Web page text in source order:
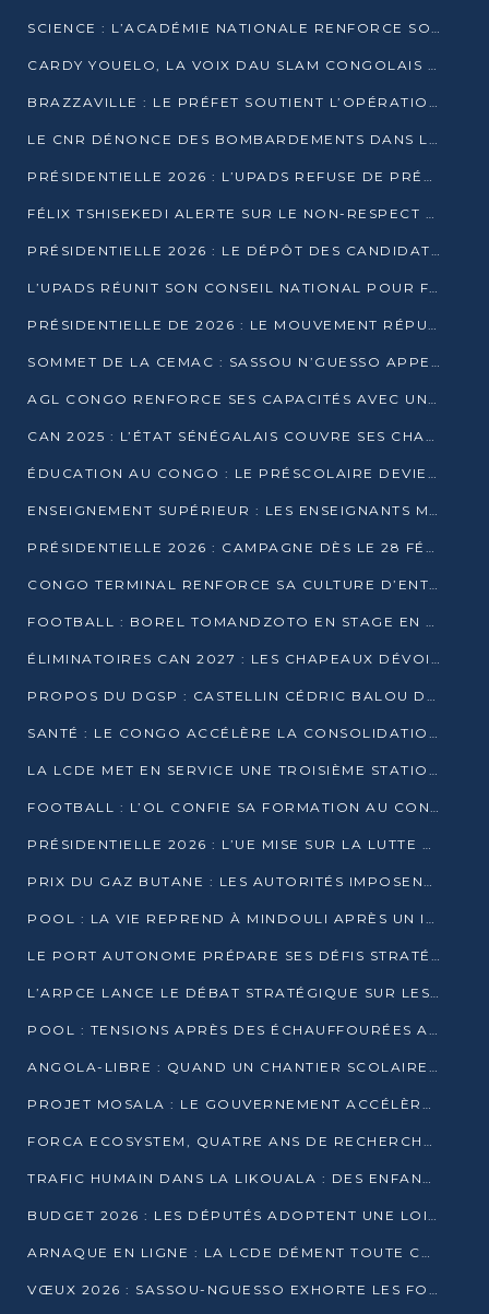
SCIENCE : L’ACADÉMIE NATIONALE RENFORCE SON ÉQUIPE ET TRACE SA FEUILLE DE ROUTE 2026
CARDY YOUELO, LA VOIX DAU SLAM CONGOLAIS QUI INTERPELLE LE MONDE
BRAZZAVILLE : LE PRÉFET SOUTIENT L’OPÉRATION « ZÉRO KULUNA » ET APPELLE À LA VIGILANCE CITOYENNE
LE CNR DÉNONCE DES BOMBARDEMENTS DANS LE POOL ET ACCUSE LE GOUVERNEMENT
PRÉSIDENTIELLE 2026 : L’UPADS REFUSE DE PRÉSENTER UN CANDIDAT ET DÉNONCE UN PROCESSUS NON CRÉDIBLE
FÉLIX TSHISEKEDI ALERTE SUR LE NON-RESPECT DES ENGAGEMENTS DE PAIX APRÈS SA RENCONTRE AVEC D. SASSOU-NGUESSO
PRÉSIDENTIELLE 2026 : LE DÉPÔT DES CANDIDATURES OUVERT DU 29 JANVIER AU 12 FÉVRIER
L’UPADS RÉUNIT SON CONSEIL NATIONAL POUR FIXER SA LIGNE POLITIQUE À DEUX MOIS DE LA PRÉSIDENTIELLE
PRÉSIDENTIELLE DE 2026 : LE MOUVEMENT RÉPUBLICAIN DÉNONCE UNE CONVOCATION ÉLECTORALE « OPAQUE ET PRÉCIPITÉE »
SOMMET DE LA CEMAC : SASSOU N’GUESSO APPELLE À LA VIGILANCE FACE AUX RISQUES ÉCONOMIQUES
AGL CONGO RENFORCE SES CAPACITÉS AVEC UNE GRUE DE 250 TONNES
CAN 2025 : L’ÉTAT SÉNÉGALAIS COUVRE SES CHAMPIONS D’AFRIQUE DE RÉCOMPENSES EXCEPTIONNELLES
ÉDUCATION AU CONGO : LE PRÉSCOLAIRE DEVIENT OBLIGATOIRE, LE BTS CONSACRÉ DIPLÔME D’ÉTAT
ENSEIGNEMENT SUPÉRIEUR : LES ENSEIGNANTS MAINTIENNENT LA GRÈVE ET EXIGENT UN ACCORD ÉCRIT AVEC L’ÉTAT
PRÉSIDENTIELLE 2026 : CAMPAGNE DÈS LE 28 FÉVRIER, SCRUTIN LES 12 ET 15 MARS
CONGO TERMINAL RENFORCE SA CULTURE D’ENTREPRISE AVEC LE PROGRAMME « WIN TOGETHER »
FOOTBALL : BOREL TOMANDZOTO EN STAGE EN ESPAGNE AVEC POLISSYA FC
ÉLIMINATOIRES CAN 2027 : LES CHAPEAUX DÉVOILÉS, LE CONGO FIXÉ SUR SON SORT
PROPOS DU DGSP : CASTELLIN CÉDRIC BALOU DÉNONCE DES PROPOS INTIMIDANTS
SANTÉ : LE CONGO ACCÉLÈRE LA CONSOLIDATION DE L’OFFRE DE SOINS
LA LCDE MET EN SERVICE UNE TROISIÈME STATION D’EAU POTABLE À MFILOU
FOOTBALL : L’OL CONFIE SA FORMATION AU CONGOLAIS CHRISTIAN BASSILA
PRÉSIDENTIELLE 2026 : L’UE MISE SUR LA LUTTE CONTRE LA DÉSINFORMATION
PRIX DU GAZ BUTANE : LES AUTORITÉS IMPOSENT LE RESPECT DES PRIX RÉGLEMENTÉS
POOL : LA VIE REPREND À MINDOULI APRÈS UN INCIDENT ARMÉ SUR LA RN1
LE PORT AUTONOME PRÉPARE SES DÉFIS STRATÉGIQUES DE 2026
L’ARPCE LANCE LE DÉBAT STRATÉGIQUE SUR LES DONNÉES, L’IA ET LA FINANCE NUMÉRIQUE AU CONGO
POOL : TENSIONS APRÈS DES ÉCHAUFFOURÉES ARMÉES ENTRE DGSP ET EX-MILICIENS NINJA
ANGOLA-LIBRE : QUAND UN CHANTIER SCOLAIRE DEVIENT LE MIROIR D’UN CONGO EN MOUVEMENT
PROJET MOSALA : LE GOUVERNEMENT ACCÉLÈRE L’INSERTION DES JEUNES EN 2026
FORCA ECOSYSTEM, QUATRE ANS DE RECHERCHE DE TERRAIN AVANT UN LANCEMENT OFFICIEL EN 2026
TRAFIC HUMAIN DANS LA LIKOUALA : DES ENFANTS AUTOCHTONES RÉDUITS AU TRAVAIL FORCÉ
BUDGET 2026 : LES DÉPUTÉS ADOPTENT UNE LOI DES FINANCES DE PLUS DE 2500 MILLIARDS FCFA
ARNAQUE EN LIGNE : LA LCDE DÉMENT TOUTE CAMPAGNE DE RECRUTEMENT
VŒUX 2026 : SASSOU-NGUESSO EXHORTE LES FORCES VIVES À RENFORCER L’UNITÉ